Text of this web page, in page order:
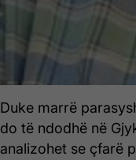
Duke marrë
do të ndodhë në
analizohet se çfarë